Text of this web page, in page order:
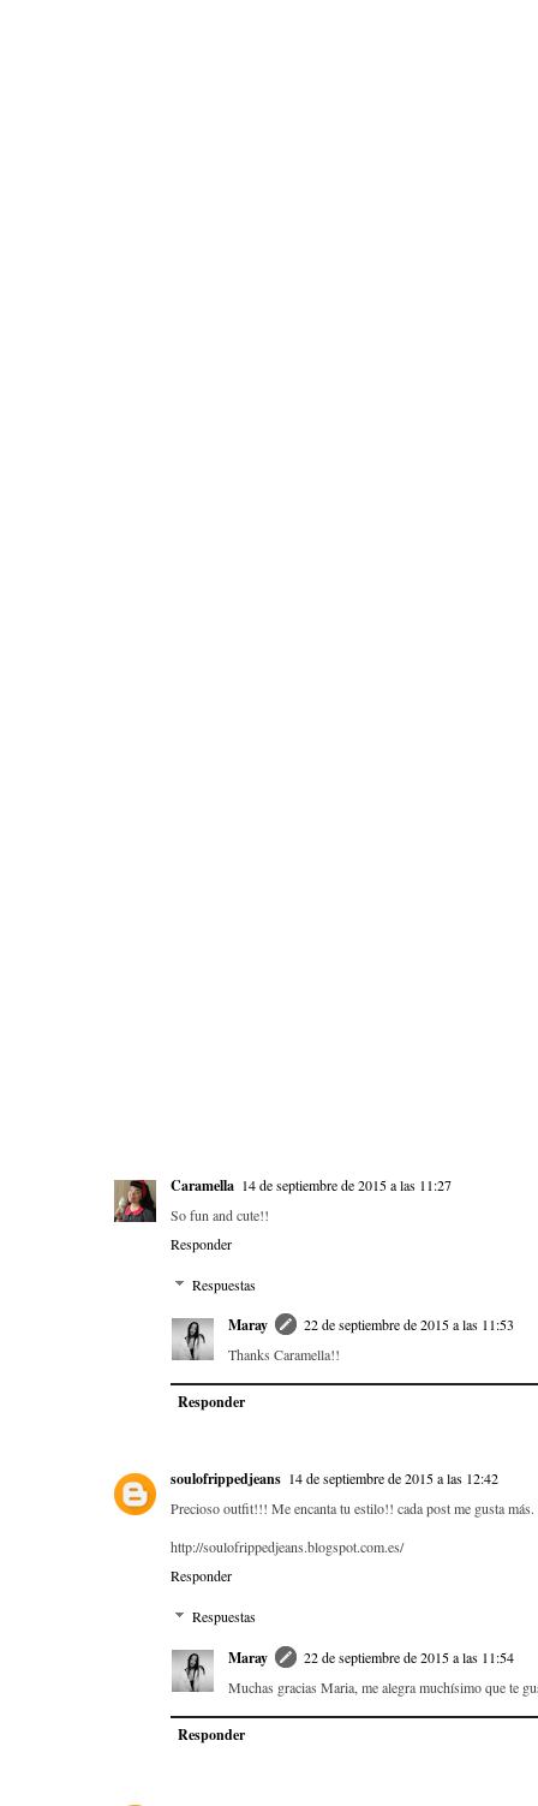
Caramella 14 de septiembre de 2015 a las 11:27
So fun and cute!!
Responder
Respuestas
Maray
22 de septiembre de 2015 a las 11:53
Thanks Caramella!!
Responder
soulofrippedjeans 14 de septiembre de 2015 a las 12:42
Precioso outfit!!! Me encanta tu estilo!! cada post me gusta
http://soulofrippedjeans.blogspot.com.es/
Responder
Respuestas
Maray
22 de septiembre de 2015 a las 11:54
Muchas gracias Maria, me alegra muchísimo que te
Responder